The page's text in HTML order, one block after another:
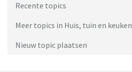
Recente topics
Meer topics in Huis, tuin en keuken
Nieuw topic plaatsen